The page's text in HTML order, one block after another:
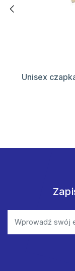
Unisex